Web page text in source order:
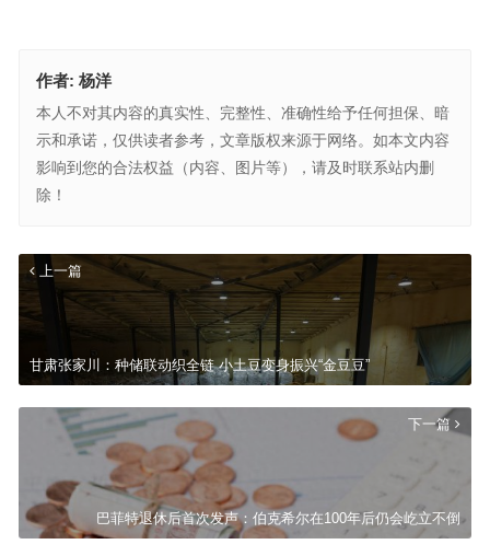
作者: 杨洋
本人不对其内容的真实性、完整性、准确性给予任何担保、暗
示和承诺，仅供读者参考，文章版权来源于网络。如本文内容
影响到您的合法权益（内容、图片等），请及时联系站内删
除！
上一篇
甘肃张家川：种储联动织全链 小土豆变身振兴“金豆豆”
下一篇
巴菲特退休后首次发声：伯克希尔在100年后仍会屹立不倒